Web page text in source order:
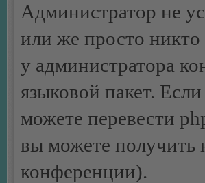
Администратор не
или же просто
у администратора
языковой пакет.
можете перевести
вы можете получить
конференции).